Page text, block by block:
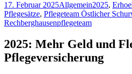
17. Februar 2025Allgemein2025,
Pflegesätze, Pflegeteam Östlicher
Rechberghausenpflegeteam
2025: Mehr Geld und
Pflegeversicherung